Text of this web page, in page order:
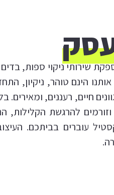
שירותי ניקוי ספות,
הינם טוהר, ניקיון,
גוונים חיים, רעננים,
להרגשת הקלילות,
עוברים בביתכם. העיצוב